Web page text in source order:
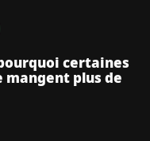
certaines
mangent plus de